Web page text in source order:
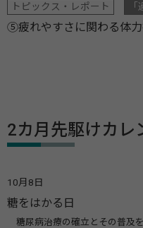
トピックス・レポート
⑤疲れやすさに関わる体
2カ月先駆けカレ
10月8日
糖をはかる日
糖尿病治療の確立とその普及